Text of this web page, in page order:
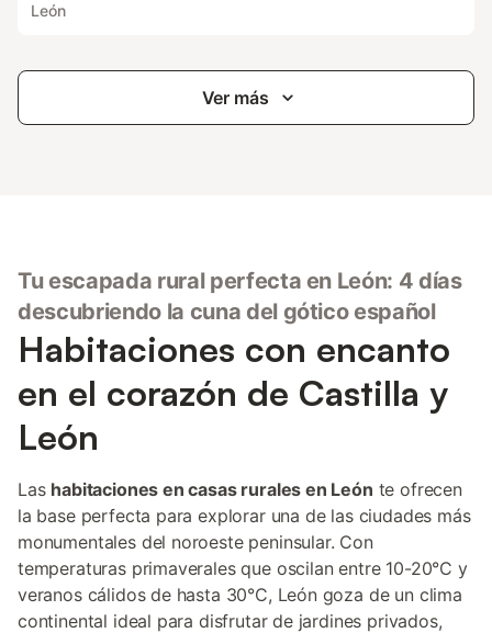
León
Ver más
Tu escapada rural perfecta en León: 4 días
descubriendo la cuna del gótico español
Habitaciones con encanto
en el corazón de Castilla y
León
Las habitaciones en casas rurales en León te ofrecen
la base perfecta para explorar una de las ciudades más
monumentales del noroeste peninsular. Con
temperaturas primaverales que oscilan entre 10-20°C y
veranos cálidos de hasta 30°C, León goza de un clima
continental ideal para disfrutar de jardines privados,